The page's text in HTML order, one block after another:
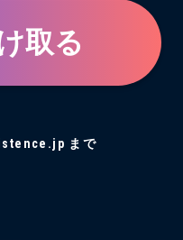
取る
まで